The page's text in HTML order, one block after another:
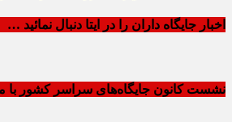
اخبار جایگاه داران را در ایتا دنبال نمائید …
نشست کانون جایگاه‌های سراسر کشور با